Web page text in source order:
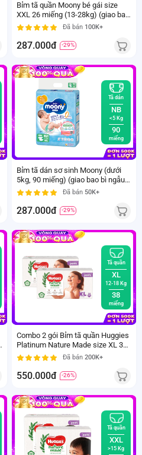
Bỉm tã quần Moony bé gái size
XXL 26 miếng (13-28kg) (giao bao
bì ngẫu nhiên)Đã bán 100K+
287.000đ -29%
Tã dán
NB
<5 Kg
90
miếng
Bỉm tã dán sơ sinh Moony (dưới
5kg, 90 miếng) (giao bao bì ngẫu
nhiên)
Đã bán 50K+
287.000đ -29%
Tã quần
XL
12-18 Kg
38
miếng
Combo 2 gói Bỉm tã quần Huggies
Platinum Nature Made size XL 38
miếng (12-18kg)Đã bán 200K+
550.000đ -26%
Tã quần
XXL
>15 Kg